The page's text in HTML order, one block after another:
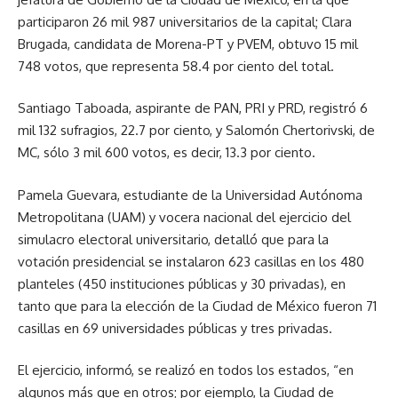
participaron 26 mil 987 universitarios de la capital; Clara
Brugada, candidata de Morena-PT y PVEM, obtuvo 15 mil
748 votos, que representa 58.4 por ciento del total.
Santiago Taboada, aspirante de PAN, PRI y PRD, registró 6
mil 132 sufragios, 22.7 por ciento, y Salomón Chertorivski, de
MC, sólo 3 mil 600 votos, es decir, 13.3 por ciento.
Pamela Guevara, estudiante de la Universidad Autónoma
Metropolitana (UAM) y vocera nacional del ejercicio del
simulacro electoral universitario, detalló que para la
votación presidencial se instalaron 623 casillas en los 480
planteles (450 instituciones públicas y 30 privadas), en
tanto que para la elección de la Ciudad de México fueron 71
casillas en 69 universidades públicas y tres privadas.
El ejercicio, informó, se realizó en todos los estados, en
algunos más que en otros; por ejemplo, la Ciudad de